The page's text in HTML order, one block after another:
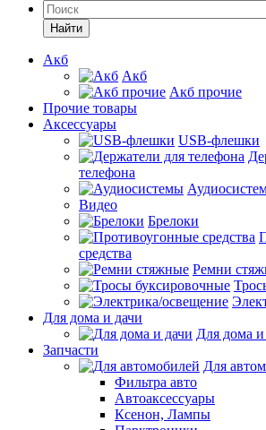
Найти
Акб
Акб
Акб прочие
Прочие товары
Аксессуары
USB-флешки
телефона
Видео
Брелоки
средства
Ремни
Для дома и дачи
Для дома и
Запчасти
Для
Фильтра авто
Автоаксессуары
Ксенон, Лампы